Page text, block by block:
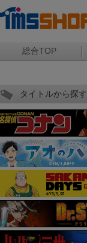
総合TOP
タイトルから探す